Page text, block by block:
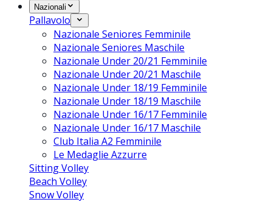
Nazionali
Pallavolo
Nazionale Seniores Femminile
Nazionale Seniores Maschile
Nazionale Under 20/21 Femminile
Nazionale Under 20/21 Maschile
Nazionale Under 18/19 Femminile
Nazionale Under 18/19 Maschile
Nazionale Under 16/17 Femminile
Nazionale Under 16/17 Maschile
Club Italia A2 Femminile
Le Medaglie Azzurre
Sitting Volley
Beach Volley
Snow Volley